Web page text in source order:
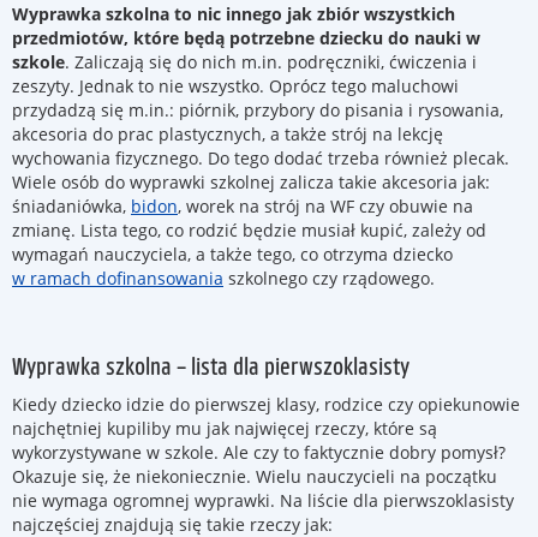
Wyprawka szkolna to nic innego jak zbiór wszystkich
przedmiotów, które będą potrzebne dziecku do nauki w
szkole. Zaliczają się do nich m.in. podręczniki, ćwiczenia i
zeszyty. Jednak to nie wszystko. Oprócz tego maluchowi
przydadzą się m.in.: piórnik, przybory do pisania i rysowania,
akcesoria do prac plastycznych, a także strój na lekcję
wychowania fizycznego. Do tego dodać trzeba również plecak.
Wiele osób do wyprawki szkolnej zalicza takie akcesoria jak:
śniadaniówka, bidon, worek na strój na WF czy obuwie na
zmianę. Lista tego, co rodzić będzie musiał kupić, zależy od
wymagań nauczyciela, a także tego, co otrzyma dziecko
w ramach dofinansowania szkolnego czy rządowego.
Wyprawka szkolna – lista dla pierwszoklasisty
Kiedy dziecko idzie do pierwszej klasy, rodzice czy opiekunowie
najchętniej kupiliby mu jak najwięcej rzeczy, które są
wykorzystywane w szkole. Ale czy to faktycznie dobry pomysł?
Okazuje się, że niekoniecznie. Wielu nauczycieli na początku
nie wymaga ogromnej wyprawki. Na liście dla pierwszoklasisty
najczęściej znajdują się takie rzeczy jak: